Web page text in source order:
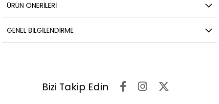
ÜRÜN ÖNERILERI
GENEL BILGILENDIRME
Bizi Takip Edin